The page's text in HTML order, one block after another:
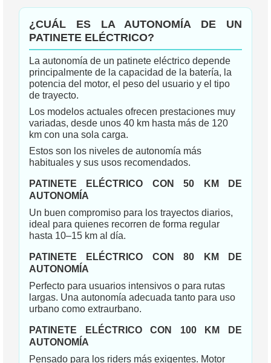
¿CUÁL ES LA AUTONOMÍA DE UN
PATINETE ELÉCTRICO?
La autonomía de un patinete eléctrico depende
principalmente de la capacidad de la batería, la
potencia del motor, el peso del usuario y el tipo
de trayecto.
Los modelos actuales ofrecen prestaciones muy
variadas, desde unos 40 km hasta más de 120
km con una sola carga.
Estos son los niveles de autonomía más
habituales y sus usos recomendados.
PATINETE ELÉCTRICO CON 50 KM DE
AUTONOMÍA
Un buen compromiso para los trayectos diarios,
ideal para quienes recorren de forma regular
hasta 10–15 km al día.
PATINETE ELÉCTRICO CON 80 KM DE
AUTONOMÍA
Perfecto para usuarios intensivos o para rutas
largas. Una autonomía adecuada tanto para uso
urbano como extraurbano.
PATINETE ELÉCTRICO CON 100 KM DE
AUTONOMÍA
Pensado para los riders más exigentes. Motor